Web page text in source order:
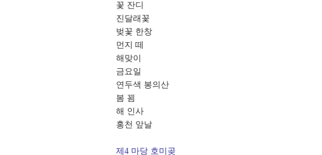
꽃 잔디
진달래꽃
벚꽃 한창
먼지 떼
해맞이
금요일
연두색 봉의산
봄 꾐
해 인사
홍천 앞날
제4 마당 호미곶